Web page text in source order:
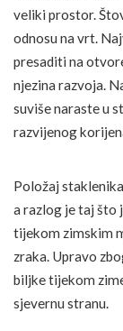
veliki prostor.
odnosu na vrt.
presaditi na
njezina razvoja.
suviše naraste u
razvijenog
Položaj
a razlog je taj što
tijekom zimskim
zraka. Upravo
biljke tijekom
sjevernu stranu.